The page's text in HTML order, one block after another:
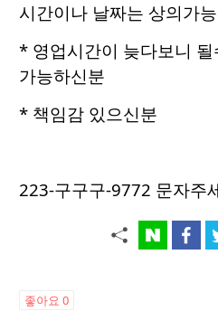
시간이나 날짜는 상의가
* 영업시간이 늦다보니
가능하신분
* 책임감 있으신분
223-구구구-9772 문자주
좋아요 0